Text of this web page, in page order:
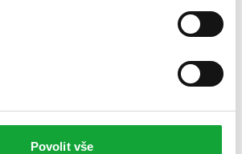
Povolit vše